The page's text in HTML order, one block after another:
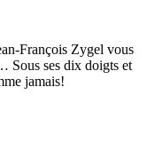
François Zygel vous
Sous ses dix doigts et
jamais!